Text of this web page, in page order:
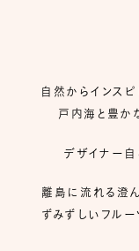
自然からインス
戸内海と豊か
デザイナー自
離島に流れる澄
ずみずしいフルー